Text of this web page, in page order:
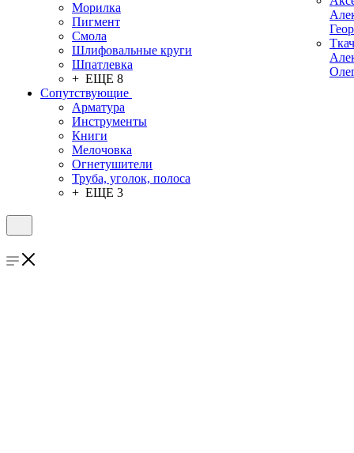
Морилка
Пигмент
Смола
Шлифовальные круги
Шпатлевка
+ ЕЩЕ 8
Сопутствующие
Арматура
Инструменты
Книги
Мелочовка
Огнетушители
Труба, уголок, полоса
+ ЕЩЕ 3